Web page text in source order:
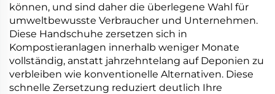
können, und sind daher die überlegene Wahl für
umweltbewusste Verbraucher und Unternehmen.
Diese Handschuhe zersetzen sich in
Kompostieranlagen innerhalb weniger Monate
vollständig, anstatt jahrzehntelang auf Deponien zu
verbleiben wie konventionelle Alternativen. Diese
schnelle Zersetzung reduziert deutlich Ihre